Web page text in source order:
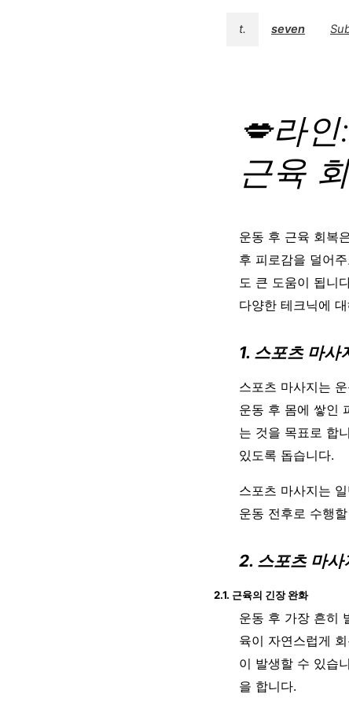
t. seven
💋라
근육
운동 후 근육 회복
후 피로감을 덜어
도 큰 도움이 됩니
다양한 테크닉에
1. 스포츠 마사
스포츠 마사지는
운동 후 몸에 쌓인
는 것을 목표로 합
있도록 돕습니다.
스포츠 마사지는
운동 전후로 수행
2. 스포츠 마
2.1. 근육의 긴장 완화
운동 후 가장 흔히
육이 자연스럽게
이 발생할 수 있습
을 합니다.